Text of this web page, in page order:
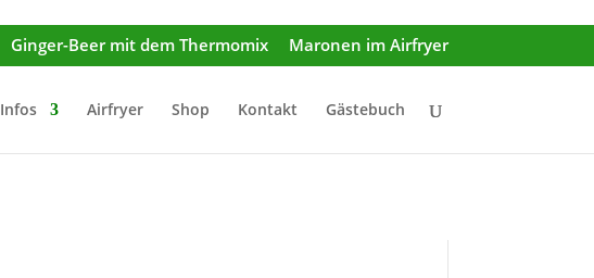
Ginger-Beer mit dem Thermomix Maronen im Airfryer
Infos Airfryer Shop Kontakt Gästebuch